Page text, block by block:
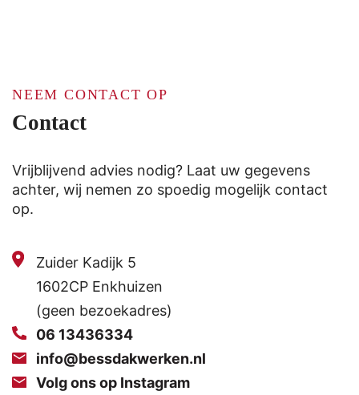
NEEM CONTACT OP
Contact
Vrijblijvend advies nodig? Laat uw gegevens
achter, wij nemen zo spoedig mogelijk contact
op.
Zuider Kadijk 5
1602CP Enkhuizen
(geen bezoekadres)
06 13436334
info@bessdakwerken.nl
Volg ons op Instagram